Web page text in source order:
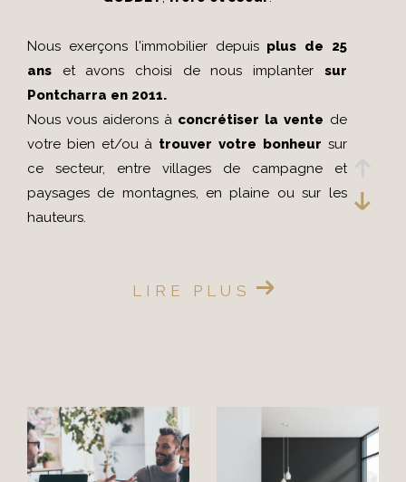
Nous exerçons l'immobilier depuis plus de 25
ans et avons choisi de nous implanter sur
Pontcharra en 2011.
Nous vous aiderons à concrétiser la vente de
votre bien et/ou à trouver votre bonheur sur
ce secteur, entre villages de campagne et
paysages de montagnes, en plaine ou sur les
hauteurs.
a été une évidence pour
Ce secteur offre un paysage immobilier large et
varié, avec un choix demaisons
traditionnelles, villas jumelées en
LIRE PLUS